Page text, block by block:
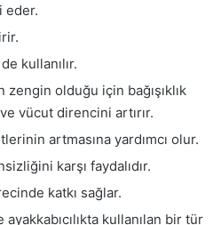
eder.
kullanılır.
zengin olduğu için bağışıklık
vücut direncini artırır.
artmasına yardımcı olur.
karşı faydalıdır.
katkı sağlar.
kullanılan bir tür